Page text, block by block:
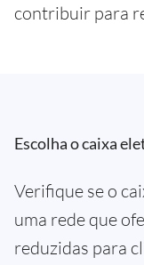
contribuir para
Escolha o caixa
Verifique se o
uma rede que
reduzidas para